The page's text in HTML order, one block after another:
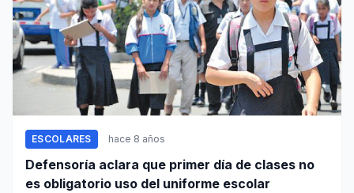
ESCOLARES hace 8 años
Defensoría aclara que primer día de clases no
es obligatorio uso del uniforme escolar